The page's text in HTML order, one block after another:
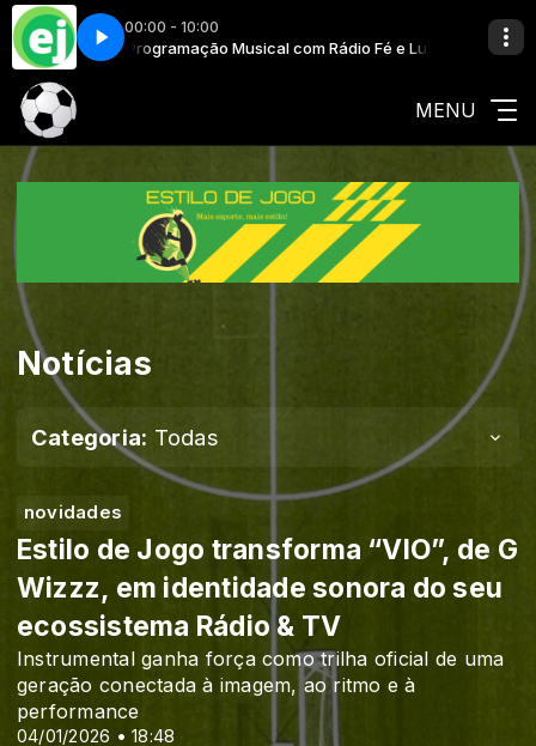
00:00 - 10:00
e Luz Programação Musical com Rádio Fé e Luz
Ciaka - Runaway
MENU
Notícias
Categoria: Todas
novidades
04/01/2026 • 18:48
Estilo de Jogo transforma “VIO”, de G
Wizzz, em identidade sonora do seu
ecossistema Rádio & TV
Instrumental ganha força como trilha oficial de uma
geração conectada à imagem, ao ritmo e à
performance